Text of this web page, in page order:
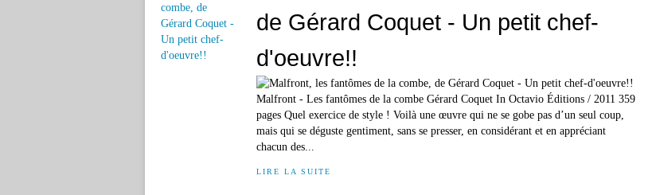
de Gérard Coquet - Un petit chef-
d'oeuvre!!
Malfront - Les fantômes de la combe Gérard Coquet In Octavio Éditions / 2011 359
pages Quel exercice de style ! Voilà une œuvre qui ne se gobe pas d’un seul coup,
mais qui se déguste gentiment, sans se presser, en considérant et en appréciant
chacun des...
LIRE LA SUITE